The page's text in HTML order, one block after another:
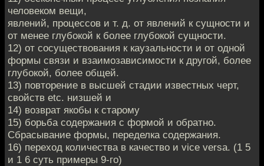
человеком вещи,
явлений, процессов и т. д. от явлений к сущности и
от менее глубокой к более глубокой сущности.
12) от сосуществования к каузальности и от одной
формы связи и взаимозависимости к другой, более
глубокой, более общей.
13) повторение в высшей стадии известных черт,
свойств etc. низшей и
14) возврат якобы к старому
15) борьба содержания с формой и обратно.
Сбрасывание формы, переделка содержания.
16) переход количества в качество и vice versa. (1 5
и 1 6 суть примеры 9-го)